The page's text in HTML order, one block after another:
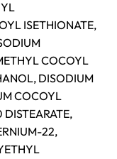
carrinho.
ISETHIONATE,
COCOYL
DISODIUM
COCOYL
DISTEARATE,
22,